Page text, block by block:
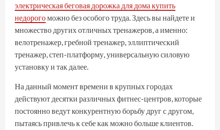
электрическая беговая дорожка для дома купить
недорогоможно без особого труда. Здесь вы найдете и
множество других отличных тренажеров, а именно:
велотренажер, гребной тренажер, эллиптический
тренажер, степ-платформу, универсальную силовую
установку и так далее.
На данный момент времени в крупных городах
действуют десятки различных фитнес-центров, которые
постоянно ведут конкурентную борьбу друг с другом,
пытаясь привлечь к себе как можно больше клиентов.